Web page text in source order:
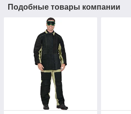
Подобные товары компании